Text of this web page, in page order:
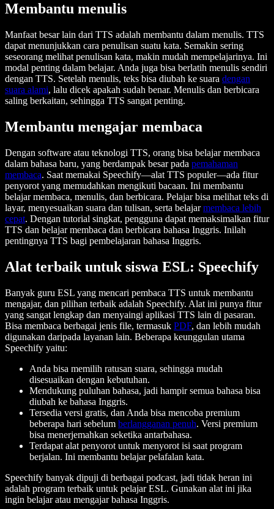
Membantu menulis
Manfaat besar lain dari TTS adalah membantu dalam menulis. TTS
dapat menunjukkan cara penulisan suatu kata. Semakin sering
seseorang melihat penulisan kata, makin mudah mempelajarinya. Ini
modal penting dalam belajar. Anda juga bisa berlatih menulis sendiri
dengan TTS. Setelah menulis, teks bisa diubah ke suara dengan
suara alami, lalu dicek apakah sudah benar. Menulis dan berbicara
saling berkaitan, sehingga TTS sangat penting.
Membantu mengajar membaca
Dengan software atau teknologi TTS, orang bisa belajar membaca
dalam bahasa baru, yang berdampak besar pada pemahaman
membaca. Saat memakai Speechify—alat TTS populer—ada fitur
penyorot yang memudahkan mengikuti bacaan. Ini membantu
belajar membaca, menulis, dan berbicara. Pelajar bisa melihat teks di
layar, menyesuaikan suara dan tulisan, serta belajarmembaca lebih
cepat. Dengan tutorial singkat, pengguna dapat memaksimalkan fitur
TTS dan belajar membaca dan berbicara bahasa Inggris. Inilah
pentingnya TTS bagi pembelajaran bahasa Inggris.
Alat terbaik untuk siswa ESL: Speechify
Banyak guru ESL yang mencari pembaca TTS untuk membantu
mengajar, dan pilihan terbaik adalah Speechify. Alat ini punya fitur
yang sangat lengkap dan menyaingi aplikasi TTS lain di pasaran.
Bisa membaca berbagai jenis file, termasuk PDF, dan lebih mudah
digunakan daripada layanan lain. Beberapa keunggulan utama
Speechify yaitu:
Anda bisa memilih ratusan suara, sehingga mudah
disesuaikan dengan kebutuhan.
Mendukung puluhan bahasa, jadi hampir semua bahasa bisa
diubah ke bahasa Inggris.
Tersedia versi gratis, dan Anda bisa mencoba premium
beberapa hari sebelum berlangganan penuh. Versi premium
bisa menerjemahkan seketika antarbahasa.
Terdapat alat penyorot untuk menyorot isi saat program
berjalan. Ini membantu belajar pelafalan kata.
Speechify banyak dipuji di berbagai podcast, jadi tidak heran ini
adalah program terbaik untuk pelajar ESL. Gunakan alat ini jika
ingin belajar atau mengajar bahasa Inggris.